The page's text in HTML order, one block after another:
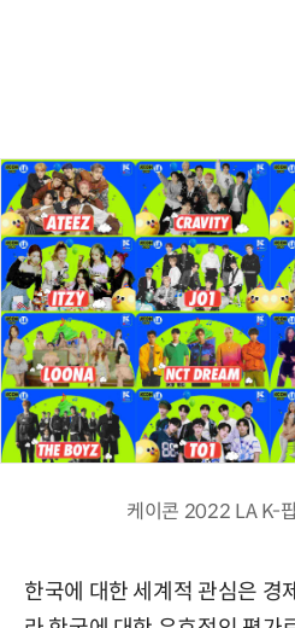
케이콘 2022 LA K-
한국에 대한 세계적 관심은 경